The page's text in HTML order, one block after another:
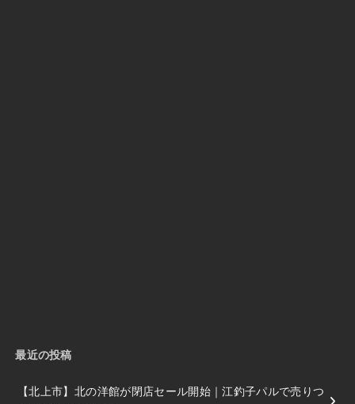
最近の投稿
【北上市】北の洋館が閉店セール開始｜江釣子パルで売りつ